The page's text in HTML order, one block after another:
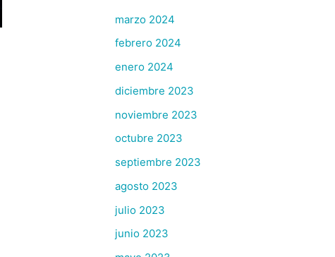
marzo 2024
febrero 2024
enero 2024
diciembre 2023
noviembre 2023
octubre 2023
septiembre 2023
agosto 2023
julio 2023
junio 2023